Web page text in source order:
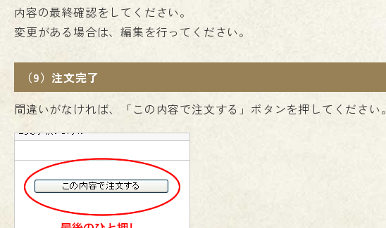
内容の最終確認をしてください。
変更がある場合は、編集を行ってください。
（9）注文完了
間違いがなければ、「この内容で注文する」ボタンを押してください。